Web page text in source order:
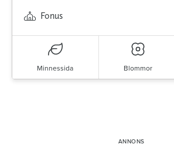
Fonus
Minnessida Blommor